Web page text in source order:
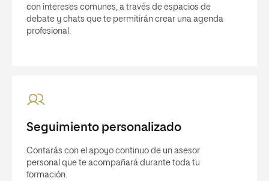
con intereses comunes, a través de espacios de
debate y chats que te permitirán crear una agenda
profesional.
Seguimiento personalizado
Contarás con el apoyo continuo de un asesor
personal que te acompañará durante toda tu
formación.